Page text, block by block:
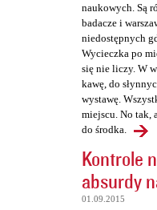
naukowych. Są
badacze i
niedostępnych
Wycieczka po
się nie liczy. W
kawę, do
wystawę.
miejscu. No tak,
do środka.
Kontrole
absurdy
01.09.2015